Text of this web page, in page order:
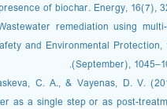
of biochar. Energy, 16(7),
remediation using
and Environmental Protection,
(September),
C. A., & Vayenas, D. V.
as a single step or as post-